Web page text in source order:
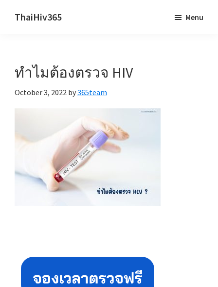
ThaiHiv365
behind.
Menu
ทำไมต้องตรวจ HIV
October 3, 2022 by365team
Sidebar